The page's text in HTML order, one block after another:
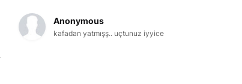
Anonymous
kafadan yatmışş.. uçtunuz iyyice